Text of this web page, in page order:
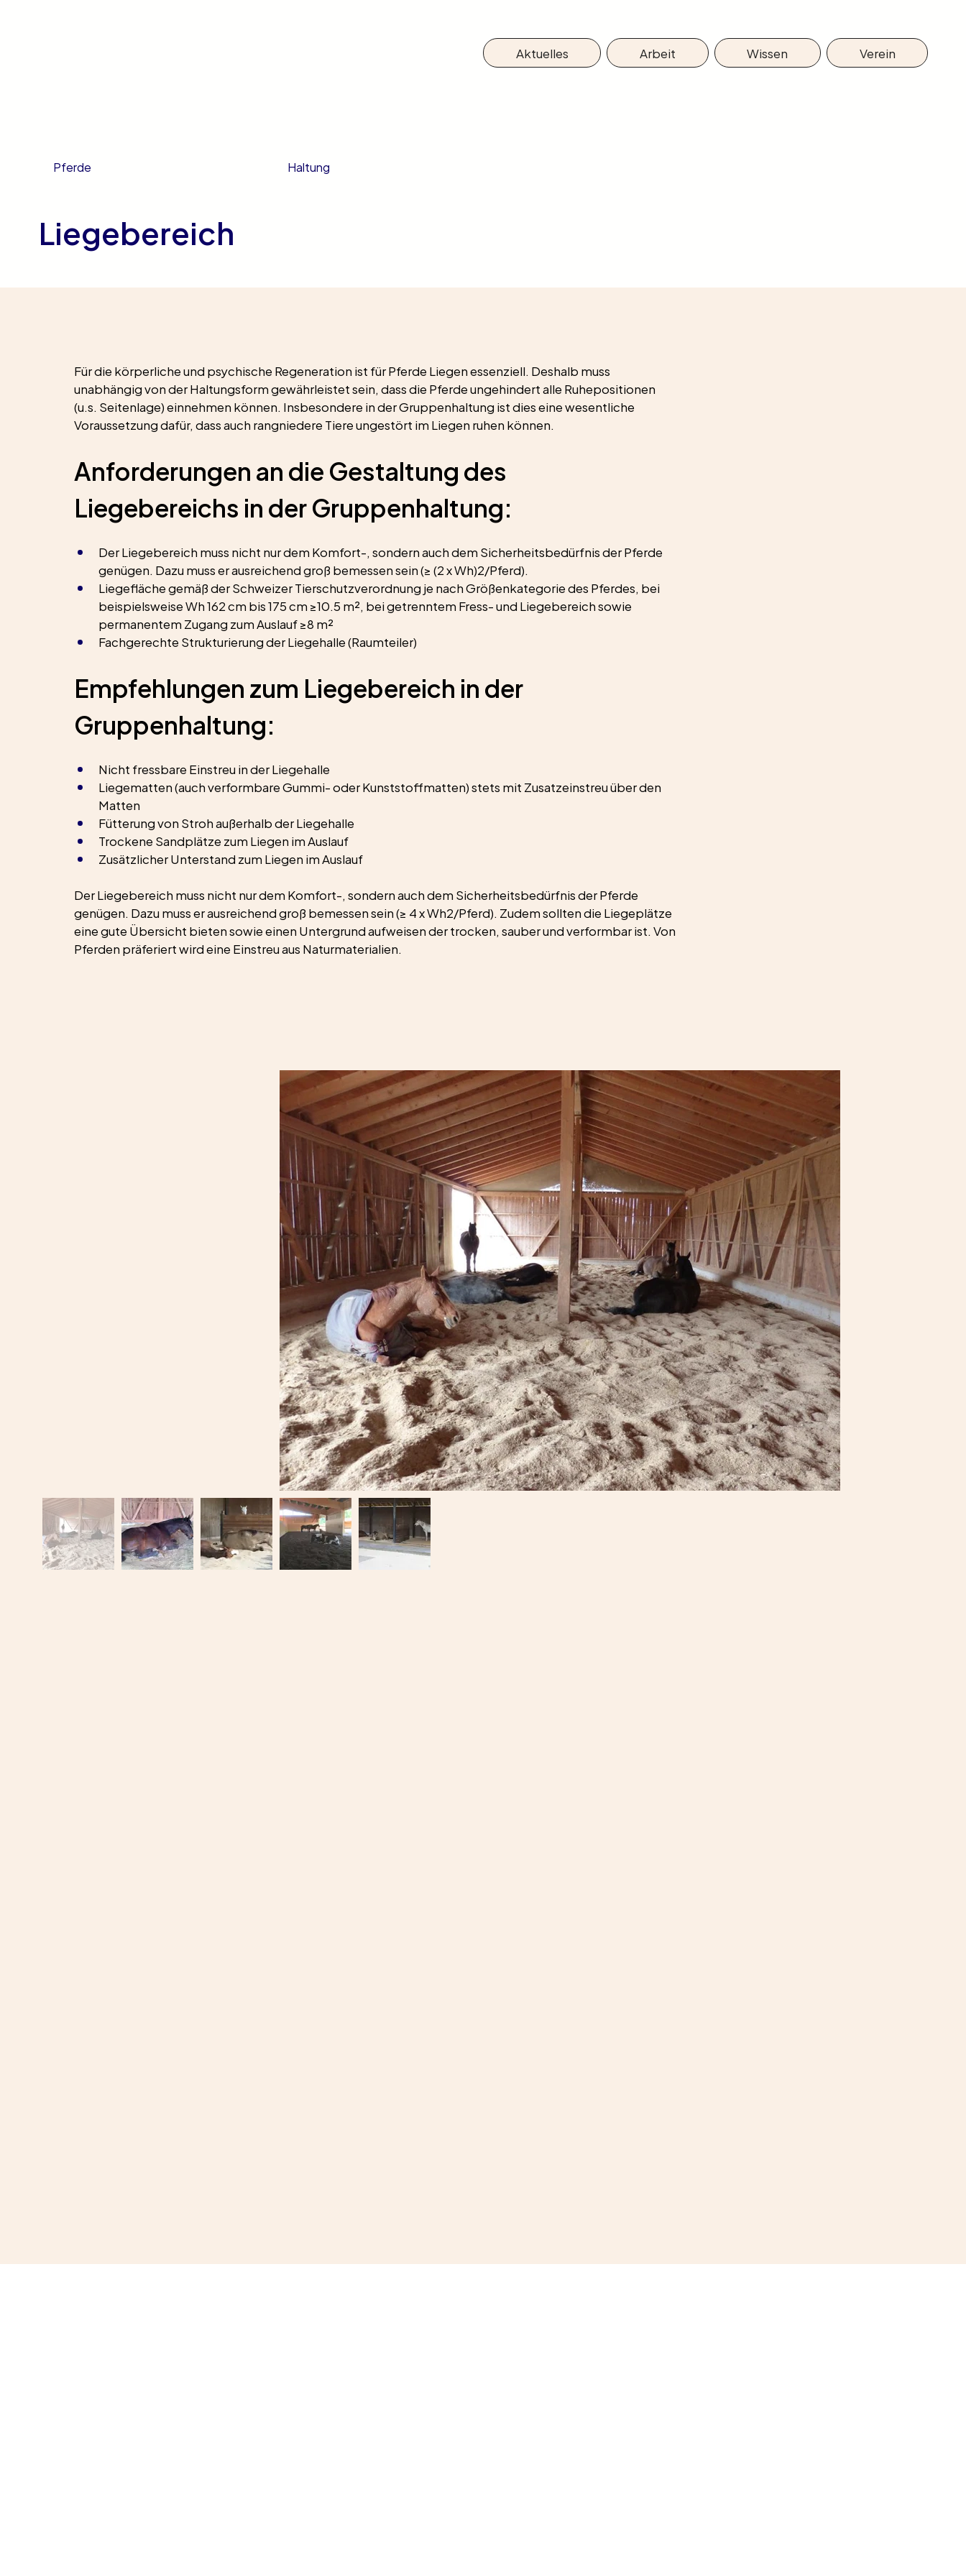
Aktuelles Arbeit Wissen Verein
Pferde Haltung
Liegebereich
Für die körperliche und psychische Regeneration ist für Pferde Liegen essenziell. Deshalb muss
unabhängig von der Haltungsform gewährleistet sein, dass die Pferde ungehindert alle Ruhepositionen
(u.s. Seitenlage) einnehmen können. Insbesondere in der Gruppenhaltung ist dies eine wesentliche
Voraussetzung dafür, dass auch rangniedere Tiere ungestört im Liegen ruhen können.
Anforderungen an die Gestaltung des
Liegebereichs in der Gruppenhaltung:
Der Liegebereich muss nicht nur dem Komfort-, sondern auch dem Sicherheitsbedürfnis der Pferde
genügen. Dazu muss er ausreichend groß bemessen sein (≥ (2 x Wh)2/Pferd).
Liegefläche gemäß der Schweizer Tierschutzverordnung je nach Größenkategorie des Pferdes, bei
beispielsweise Wh 162 cm bis 175 cm ≥10.5 m², bei getrenntem Fress- und Liegebereich sowie
permanentem Zugang zum Auslauf ≥8 m²
Fachgerechte Strukturierung der Liegehalle (Raumteiler)
Empfehlungen zum Liegebereich in der
Gruppenhaltung:
Nicht fressbare Einstreu in der Liegehalle
Liegematten (auch verformbare Gummi- oder Kunststoffmatten) stets mit Zusatzeinstreu über den
Matten
Fütterung von Stroh außerhalb der Liegehalle
Trockene Sandplätze zum Liegen im Auslauf
Zusätzlicher Unterstand zum Liegen im Auslauf
Der Liegebereich muss nicht nur dem Komfort-, sondern auch dem Sicherheitsbedürfnis der Pferde
genügen. Dazu muss er ausreichend groß bemessen sein (≥ 4 x Wh2/Pferd). Zudem sollten die Liegeplätze
eine gute Übersicht bieten sowie einen Untergrund aufweisen der trocken, sauber und verformbar ist. Von
Pferden präferiert wird eine Einstreu aus Naturmaterialien.